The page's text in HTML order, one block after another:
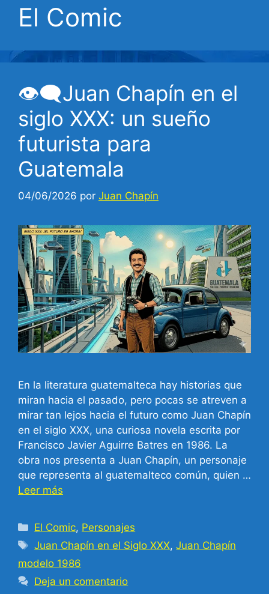
El Comic
👁‍🗨Juan Chapín en el
siglo XXX: un sueño
futurista para
Guatemala
04/06/2026 por Juan Chapín
En la literatura guatemalteca hay historias que
miran hacia el pasado, pero pocas se atreven a
mirar tan lejos hacia el futuro como Juan Chapín
en el siglo XXX, una curiosa novela escrita por
Francisco Javier Aguirre Batres en 1986. La
obra nos presenta a Juan Chapín, un personaje
que representa al guatemalteco común, quien …
Leer más
Categorías
El Comic, Personajes
Etiquetas
Juan Chapín en el Siglo XXX,Juan Chapín
modelo 1986
Deja un comentario